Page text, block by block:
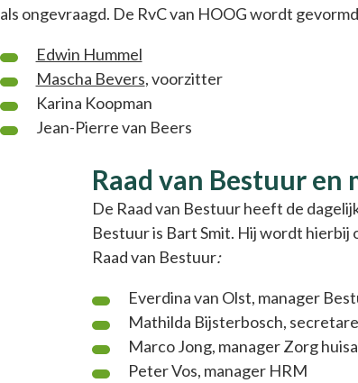
als ongevraagd. De RvC van HOOG wordt
Edwin Hummel
Mascha Bevers, voorzitter
Karina Koopman
Jean-Pierre van Beers
Raad van Bestuur
De Raad van Bestuur heeft de
Bestuur is Bart Smit. Hij wordt
Raad van Bestuur:
Everdina van Olst, manager
Mathilda Bijsterbosch,
Marco Jong, manager Zorg
Peter Vos, manager HRM